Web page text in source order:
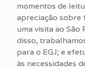
momentos de
apreciação sobre
uma visita ao São
disso,
para o EGJ; e
às necessidades